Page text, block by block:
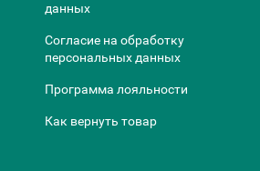
данных
Согласие на обработку
персональных данных
Программа лояльности
Как вернуть товар